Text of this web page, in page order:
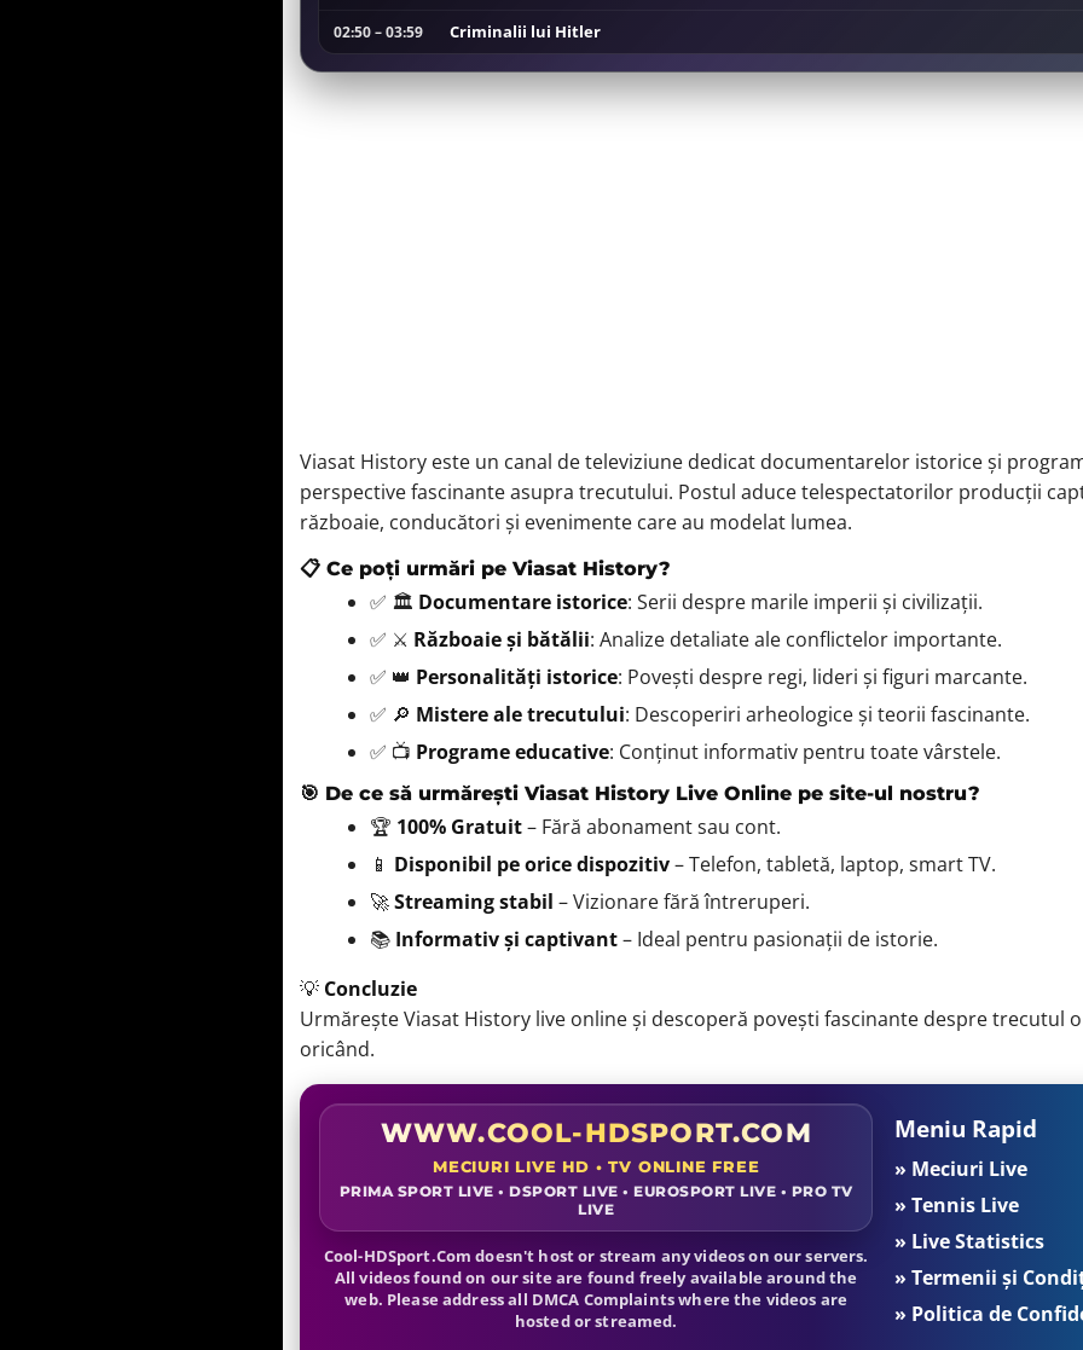
02:50 – 03:59 Criminalii lui Hitler
Viasat History este un canal de televiziune dedicat documentarelor istorice și
perspective fascinante asupra trecutului. Postul aduce telespectatorilor producții
războaie, conducători și evenimente care au modelat lumea.
📋 Ce poți urmări pe Viasat History?
✅ 🏛️ Documentare istorice: Serii despre marile imperii și civilizații.
✅ ⚔️ Războaie și bătălii: Analize detaliate ale conflictelor importante.
✅ 👑 Personalități istorice: Povești despre regi, lideri și figuri marcante.
✅ 🔎 Mistere ale trecutului: Descoperiri arheologice și teorii fascinante.
✅ 📺 Programe educative: Conținut informativ pentru toate vârstele.
🎯 De ce să urmărești Viasat History Live Online pe site-ul nostru?
🏆 100% Gratuit– Fără abonament sau cont.
📱 Disponibil pe orice dispozitiv– Telefon, tabletă, laptop, smart TV.
🚀Streaming stabil – Vizionare fără întreruperi.
📚 Informativ și captivant– Ideal pentru pasionații de istorie.
💡 Concluzie
Urmărește Viasat History live online și descoperă povești fascinante despre trecutul
oricând.
WWW.COOL-HDSPORT.COM
MECIURI LIVE HD • TV ONLINE FREE
PRIMA SPORT LIVE • DSPORT LIVE • EUROSPORT LIVE • PRO TV
LIVE
Cool-HDSport.Com doesn't host or stream any videos on our servers.
All videos found on our site are found freely available around the
web. Please address all DMCA Complaints where the videos are
hosted or streamed.
Meniu Rapid
» Meciuri Live
» Tennis Live
» Live Statistics
» Termenii și
» Politica de